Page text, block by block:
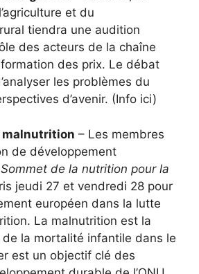
et du
tiendra une audition
des acteurs de la chaîne
des prix. Le débat
les problèmes du
d’avenir. (Info ici)
malnutrition – Les membres
de développement
Sommet de la nutrition pour la
jeudi 27 et vendredi 28 pour
européen dans la lutte
La malnutrition est la
de la mortalité infantile dans le
est un objectif clé des